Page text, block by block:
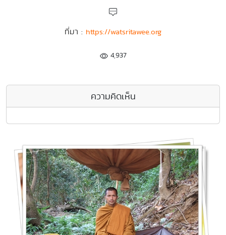
ที่มา : https://watsritawee.org
4,937
ความคิดเห็น